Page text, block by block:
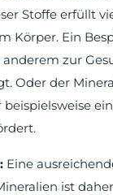
Stoffe erfüllt
Körper. Ein
zur
Oder der
Eine
ist